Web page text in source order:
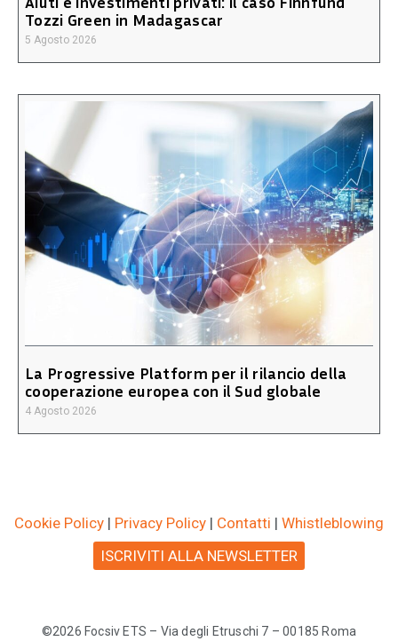
Tozzi Green in Madagascar
5 Agosto 2026
La Progressive Platform per il rilancio della
cooperazione europea con il Sud globale
4 Agosto 2026
Cookie Policy | Privacy Policy | Contatti | Whistleblowing
ISCRIVITI ALLA NEWSLETTER
©2026 Focsiv ETS – Via degli Etruschi 7 – 00185 Roma